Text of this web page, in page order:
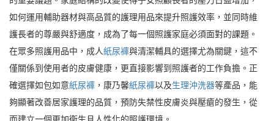
如何運用輔助器材與高品質的護理用品來提升照護效率，並同時維
護長者的尊嚴與舒適度，成為了每一個照護家庭必須面對的課題。
在眾多照護用品中，成人紙尿褲與清潔輔具的選擇尤為關鍵，這不
僅關係到使用者的皮膚健康，更直接影響到照護者的工作負擔。正
確選擇如包如意紙尿褲 ，康乃馨紙尿褲以及生理沖洗器等產品，能
夠顯著改善居家護理的品質，預防失禁性皮膚炎與壓瘡的發生，從